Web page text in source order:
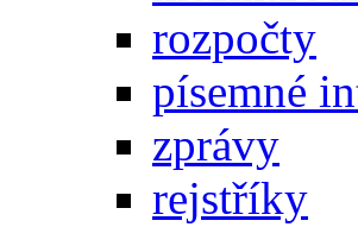
rozpočty
písemné
zprávy
rejstříky